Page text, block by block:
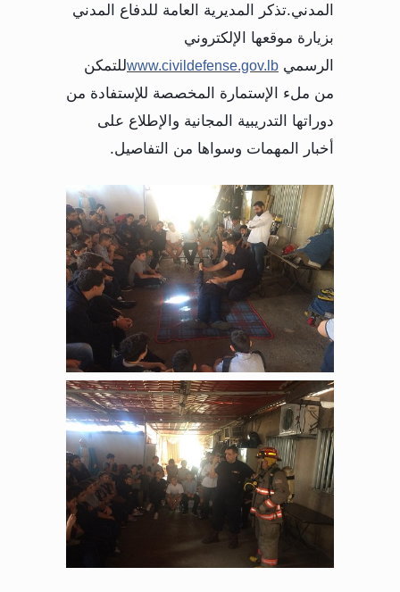
المدني.تذكر المديرية العامة للدفاع المدني
بزيارة موقعها الإلكتروني
الرسمي www.civildefense.gov.lbللتمكن
من ملء الإستمارة المخصصة للإستفادة من
دوراتها التدريبية المجانية والإطلاع على
أخبار المهمات وسواها من التفاصيل.